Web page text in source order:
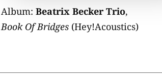
Album: Beatrix Becker Trio,
Book Of Bridges (Hey!Acoustics)